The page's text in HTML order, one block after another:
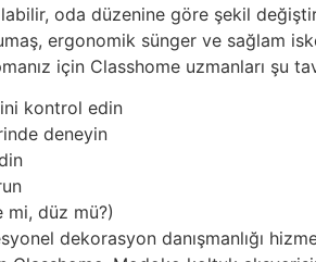
oda düzenine göre şekil
ergonomik sünger ve sağlam
için Classhome uzmanları şu
kontrol edin
deneyin
mi, düz mü?)
dekorasyon danışmanlığı